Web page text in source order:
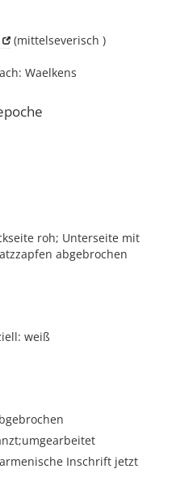
(mittelseverisch )
Waelkens
roh; Unterseite mit
abgebrochen
weiß
Inschrift jetzt